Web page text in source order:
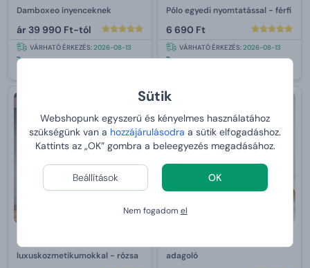
Sütik
Webshopunk egyszerű és kényelmes használatához
szükségünk van a hozzájárulásodra a sütik elfogadáshoz.
Kattints az „OK” gombra a beleegyezés megadásához.
Beállítások OK
Nem fogadom el
Damboxeo ínyenceknek
ár39 990 Ft-tól
VÁRHATÓ ÉRKEZÉS:2026-08-13
Pólo egyedi nyomtatással - férfi
6 690 Ft
VÁRHATÓ ÉRKEZÉS:2026-08-13
Damboxeo
luxuskozmetikumokkal - rózsa
adagoló